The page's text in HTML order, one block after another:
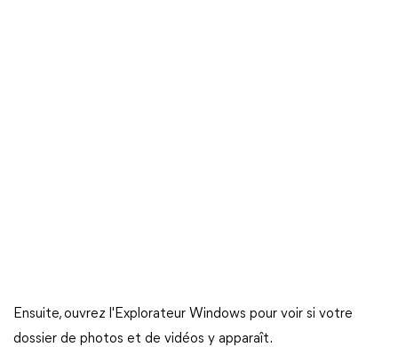
Ensuite, ouvrez l'Explorateur Windows pour voir si votre
dossier de photos et de vidéos y apparaît.